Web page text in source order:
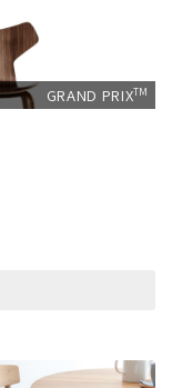
GRAND PRIXTM